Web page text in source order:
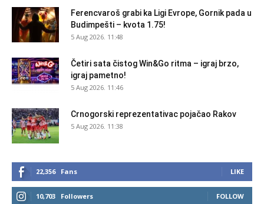
Ferencvaroš grabi ka Ligi Evrope, Gornik pada u
Budimpešti – kvota 1.75!
5 Aug 2026. 11:48
Četiri sata čistog Win&Go ritma – igraj brzo,
igraj pametno!
5 Aug 2026. 11:46
Crnogorski reprezentativac pojačao Rakov
5 Aug 2026. 11:38
22,356 Fans LIKE
10,703 Followers FOLLOW